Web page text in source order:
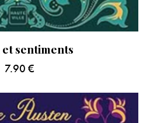
et sentiments
7.90 €